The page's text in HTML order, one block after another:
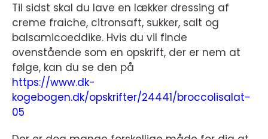
Til sidst skal du lave en lækker dressing af
creme fraiche, citronsaft, sukker, salt og
balsamicoeddike. Hvis du vil finde
ovenstående som en opskrift, der er nem at
følge, kan du se den på
https://www.dk-
kogebogen.dk/opskrifter/24441/broccolisalat-
05